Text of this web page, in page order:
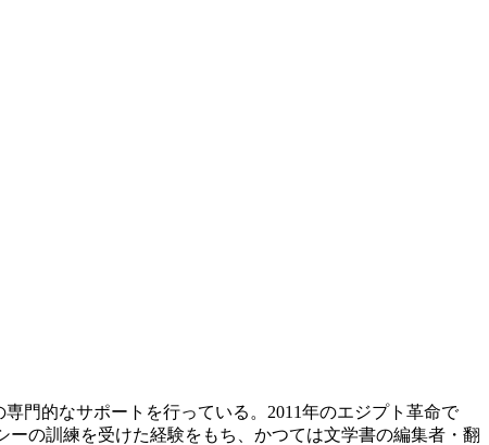
門的なサポートを行っている。2011年のエジプト革命で
の訓練を受けた経験をもち、かつては文学書の編集者・翻